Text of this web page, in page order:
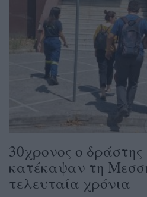
30χρονος ο
κατέκαψαν τη
τελευταία χρόνια